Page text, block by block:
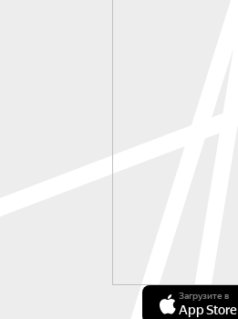
Загрузите в
App Store